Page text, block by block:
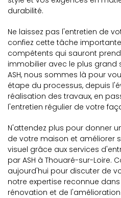
durabilité.
Ne laissez pas l'entretien de
confiez cette tâche
compétents qui sauront
immobilier avec le plus grand
ASH, nous sommes là pour
étape du processus, depuis
réalisation des travaux, en
l'entretien régulier de votre
N'attendez plus pour donner
de votre maison et améliorer
visuel grâce aux services
par ASH à Thouaré-sur-Loire.
aujourd'hui pour discuter de
notre expertise reconnue
rénovation et de